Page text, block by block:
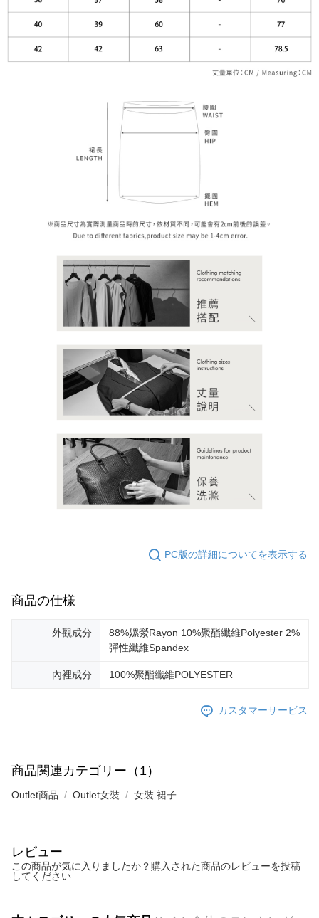
PC版の詳細についてを表示する
商品の仕様
外觀成分
88%嫘縈Rayon 10%聚酯纖維Polyester 2%
彈性纖維Spandex
內裡成分 100%聚酯纖維POLYESTER
カスタマーサービス
商品関連カテゴリー（1）
Outlet商品 Outlet女裝 女裝 裙子
レビュー
この商品が気に入りましたか？購入された商品のレビューを投稿
してください